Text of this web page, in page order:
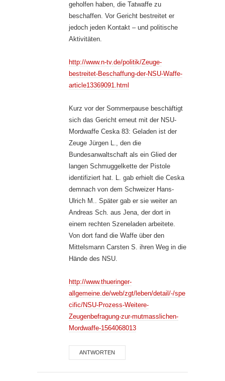
geholfen haben, die Tatwaffe zu
beschaffen. Vor Gericht bestreitet er
jedoch jeden Kontakt – und politische
Aktivitäten.
http://www.n-tv.de/politik/Zeuge-
bestreitet-Beschaffung-der-NSU-Waffe-
article13369091.html
Kurz vor der Sommerpause beschäftigt
sich das Gericht erneut mit der NSU-
Mordwaffe Ceska 83: Geladen ist der
Zeuge Jürgen L., den die
Bundesanwaltschaft als ein Glied der
langen Schmuggelkette der Pistole
identifiziert hat. L. gab erhielt die Ceska
demnach von dem Schweizer Hans-
Ulrich M.. Später gab er sie weiter an
Andreas Sch. aus Jena, der dort in
einem rechten Szeneladen arbeitete.
Von dort fand die Waffe über den
Mittelsmann Carsten S. ihren Weg in die
Hände des NSU.
http://www.thueringer-
allgemeine.de/web/zgt/leben/detail/-/spe
cific/NSU-Prozess-Weitere-
Zeugenbefragung-zur-mutmasslichen-
Mordwaffe-1564068013
ANTWORTEN